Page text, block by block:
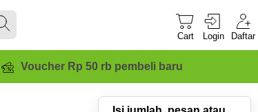
Cart Login Daftar
Voucher Rp 50 rb pembeli baru